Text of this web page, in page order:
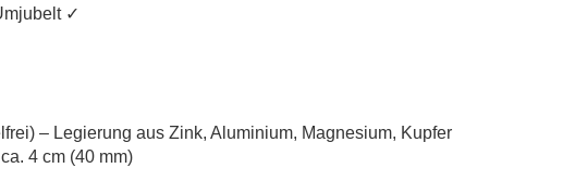
✓
– Legierung aus Zink, Aluminium, Magnesium, Kupfer
4 cm (40 mm)